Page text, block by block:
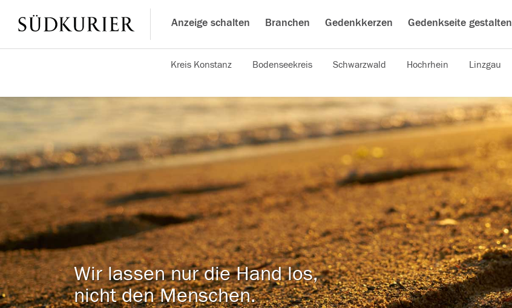
Anzeige schalten Branchen Gedenkkerzen Gedenkseite gestalten
Kreis Konstanz Bodenseekreis Schwarzwald Hochrhein Linzgau
Wir lassen nur die Hand los,
nicht den Menschen.